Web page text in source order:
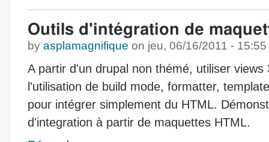
Outils d'intégration de
by asplamagnifique on jeu, 06/16/2011 - 15:55
A partir d'un drupal non thémé, utiliser
l'utilisation de build mode, formatter,
pour intégrer simplement du HTML.
d'integration à partir de maquettes HTML.